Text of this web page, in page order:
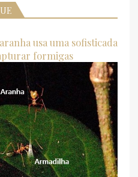
usa uma sofisticada
formigas